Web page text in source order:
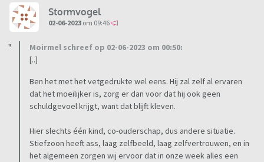
Stormvogel
02-06-2023 om 09:46
Moirmel schreef op 02-06-2023 om 00:50:
[..]
Ben het met het vetgedrukte wel eens. Hij zal zelf al ervaren
dat het moeilijker is, zorg er dan voor dat hij ook geen
schuldgevoel krijgt, want dat blijft kleven.
Hier slechts één kind, co-ouderschap, dus andere situatie.
Stiefzoon heeft ass, laag zelfbeeld, laag zelfvertrouwen, en in
het algemeen zorgen wij ervoor dat in onze week alles een